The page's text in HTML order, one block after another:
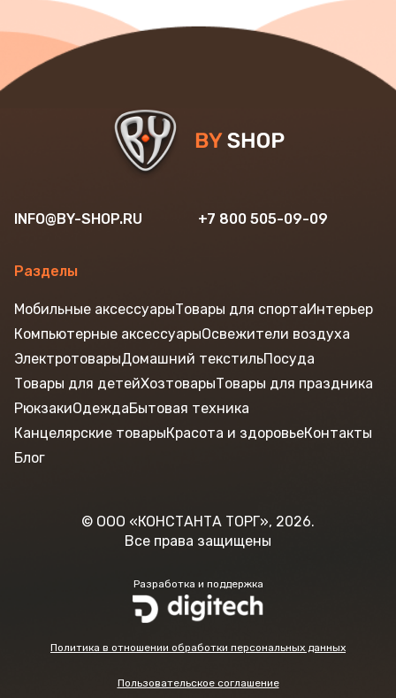
INFO@BY-SHOP.RU +7 800 505-09-09
Разделы
© ООО «КОНСТАНТА ТОРГ», 2026.
Все права защищены
Разработка и поддержка
Мобильные аксессуарыТовары для спортаИнтерьер
Компьютерные аксессуарыОсвежители воздуха
ЭлектротоварыДомашний текстильПосуда
Товары для детейХозтоварыТовары для праздника
РюкзакиОдеждаБытовая техника
Канцелярские товарыКрасота и здоровьеКонтакты
Блог
Политика в отношении обработки персональных данных
Пользовательское соглашение